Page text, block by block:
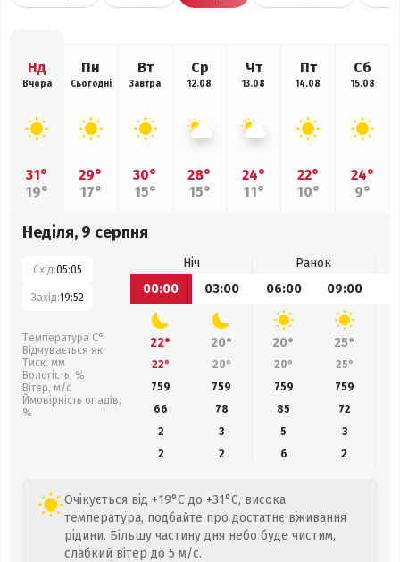
Нд
Вчора
31°
19°
Пн
Сьогодні
29°
17°
Вт
Завтра
30°
15°
Ср
12.08
28°
15°
Чт
13.08
24°
11°
Пт
14.08
22°
10°
Сб
15.08
24°
9°
Неділя, 9 серпня
Схід:05:05
Захід:19:52
Температура С°
Відчувається як
Тиск, мм
Вологість, %
Вітер, м/с
Ймовірність опадів,
%
Ніч
Ранок
00:00
03:00 06:00 09:00
22° 20° 20° 25°
22° 20° 20° 25°
759
759 759 759
66
78 85 72
2
3 5
3
2
2 6 2
Очікується від +19°C до +31°C, висока
температура, подбайте про достатнє вживання
рідини. Більшу частину дня небо буде чистим,
слабкий вітер до 5 м/с.